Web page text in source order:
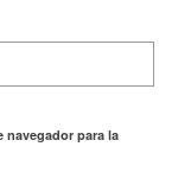
navegador para la